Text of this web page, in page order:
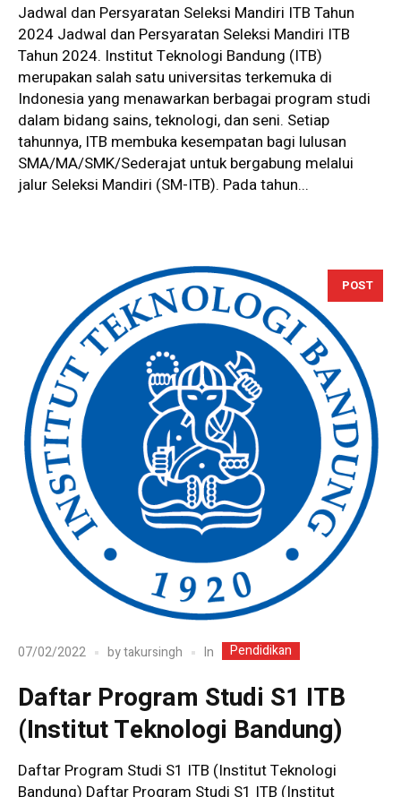
Jadwal dan Persyaratan Seleksi Mandiri ITB Tahun
2024 Jadwal dan Persyaratan Seleksi Mandiri ITB
Tahun 2024. Institut Teknologi Bandung (ITB)
merupakan salah satu universitas terkemuka di
Indonesia yang menawarkan berbagai program studi
dalam bidang sains, teknologi, dan seni. Setiap
tahunnya, ITB membuka kesempatan bagi lulusan
SMA/MA/SMK/Sederajat untuk bergabung melalui
jalur Seleksi Mandiri (SM-ITB). Pada tahun...
POST
07/02/2022 bytakursingh In Pendidikan
Daftar Program Studi S1 ITB
(Institut Teknologi Bandung)
Daftar Program Studi S1 ITB (Institut Teknologi
Bandung) Daftar Program Studi S1 ITB (Institut